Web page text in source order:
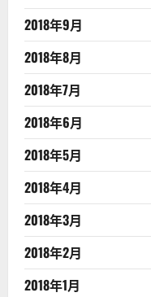
2018年9月
2018年8月
2018年7月
2018年6月
2018年5月
2018年4月
2018年3月
2018年2月
2018年1月